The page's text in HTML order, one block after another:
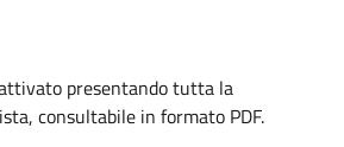
presentando tutta la
consultabile in formato PDF.